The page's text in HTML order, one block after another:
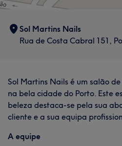
Sol Martins Nails
Rua de Costa Cabral 151,
Sol Martins Nails é um salão
na bela cidade do Porto. Este
beleza destaca-se pela sua
cliente e a sua equipa
A equipe